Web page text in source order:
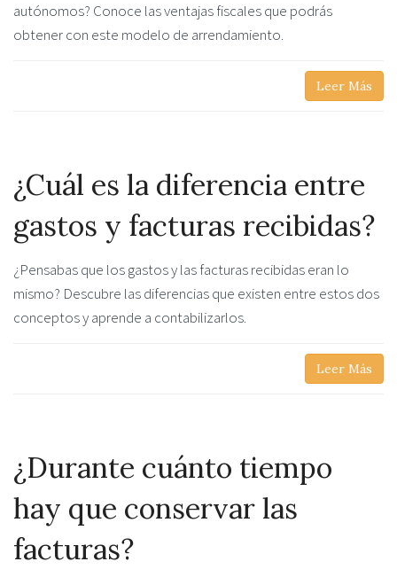
autónomos? Conoce las ventajas fiscales que podrás
obtener con este modelo de arrendamiento.
Leer Más
¿Cuál es la diferencia entre
gastos y facturas recibidas?
¿Pensabas que los gastos y las facturas recibidas eran lo
mismo? Descubre las diferencias que existen entre estos dos
conceptos y aprende a contabilizarlos.
Leer Más
¿Durante cuánto tiempo
hay que conservar las
facturas?